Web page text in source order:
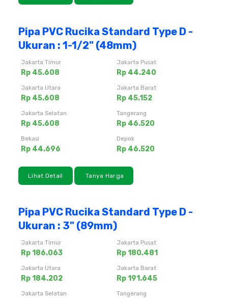
Pipa PVC Rucika Standard Type D -
Ukuran : 1-1/2" (48mm)
Jakarta Timur
Rp 45.608
Jakarta Pusat
Rp 44.240
Jakarta Utara
Rp 45.608
Jakarta Barat
Rp 45.152
Jakarta Selatan
Rp 45.608
Tangerang
Rp 46.520
Bekasi
Rp 44.696
Depok
Rp 46.520
Lihat Detail Tanya Harga
Pipa PVC Rucika Standard Type D -
Ukuran : 3" (89mm)
Jakarta Timur
Rp 186.063
Jakarta Pusat
Rp 180.481
Jakarta Utara
Rp 184.202
Jakarta Barat
Rp 191.645
Jakarta Selatan Tangerang